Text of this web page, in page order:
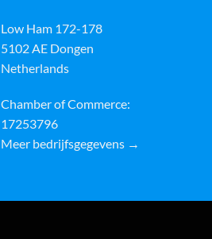
Low Ham 172-178
5102 AE Dongen
Netherlands
Chamber of Commerce:
17253796
Meer bedrijfsgegevens →